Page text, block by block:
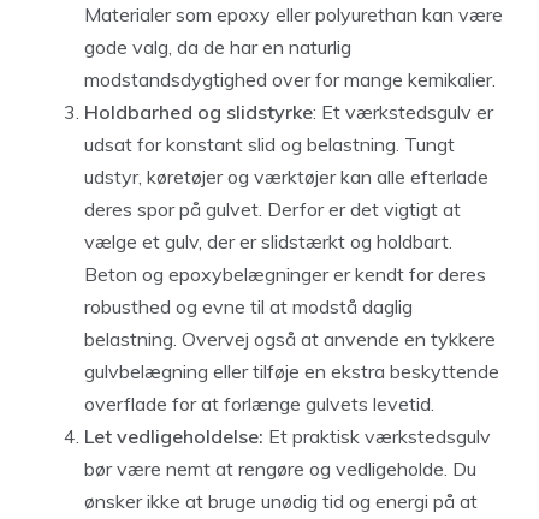
Materialer som epoxy eller polyurethan kan være
gode valg, da de har en naturlig
modstandsdygtighed over for mange kemikalier.
Holdbarhed og slidstyrke: Et værkstedsgulv er
udsat for konstant slid og belastning. Tungt
udstyr, køretøjer og værktøjer kan alle efterlade
deres spor på gulvet. Derfor er det vigtigt at
vælge et gulv, der er slidstærkt og holdbart.
Beton og epoxybelægninger er kendt for deres
robusthed og evne til at modstå daglig
belastning. Overvej også at anvende en tykkere
gulvbelægning eller tilføje en ekstra beskyttende
overflade for at forlænge gulvets levetid.
Let vedligeholdelse: Et praktisk værkstedsgulv
bør være nemt at rengøre og vedligeholde. Du
ønsker ikke at bruge unødig tid og energi på at